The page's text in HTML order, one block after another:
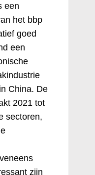
een
het bbp
goed
een
China. De
2021 tot
sectoren,
zijn